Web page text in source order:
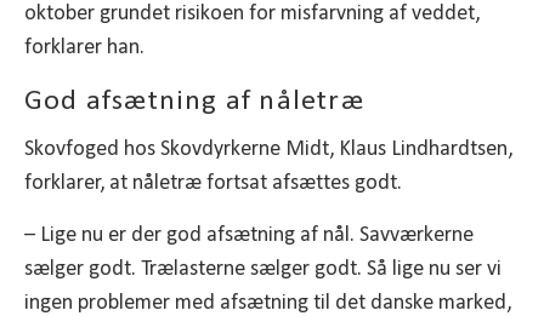
oktober grundet risikoen for misfarvning af veddet,
forklarer han.
God afsætning af nåletræ
Skovfoged hos Skovdyrkerne Midt, Klaus Lindhardtsen,
forklarer, at nåletræ fortsat afsættes godt.
– Lige nu er der god afsætning af nål. Savværkerne
sælger godt. Trælasterne sælger godt. Så lige nu ser vi
ingen problemer med afsætning til det danske marked,